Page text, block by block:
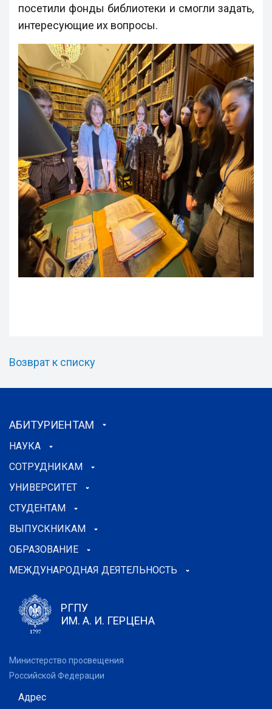
посетили фонды библиотеки и смогли задать,
интересующие их вопросы.
Возврат к списку
АБИТУРИЕНТАМ
НАУКА
СОТРУДНИКАМ
УНИВЕРСИТЕТ
СТУДЕНТАМ
ВЫПУСКНИКАМ
ОБРАЗОВАНИЕ
МЕЖДУНАРОДНАЯ ДЕЯТЕЛЬНОСТЬ
РГПУ
ИМ. А. И. ГЕРЦЕНА
Министерство просвещения
Российской Федерации
Адрес